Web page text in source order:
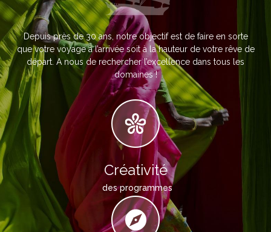
Depuis près de 30 ans, notre objectif est de faire en sorte
que votre voyage à l’arrivée soit à la hauteur de votre rêve de
départ. A nous de rechercher l’excellence dans tous les
domaines !
Créativité
des programmes